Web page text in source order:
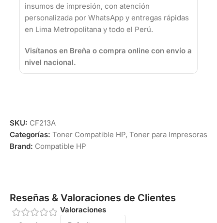
insumos de impresión, con atención
personalizada por WhatsApp y entregas rápidas
en Lima Metropolitana y todo el Perú.
Visítanos en Breña o compra online con envío a
nivel nacional.
SKU: CF213A
Categorías: Toner Compatible HP, Toner para Impresoras
Brand: Compatible HP
Reseñas & Valoraciones de Clientes
Valoraciones